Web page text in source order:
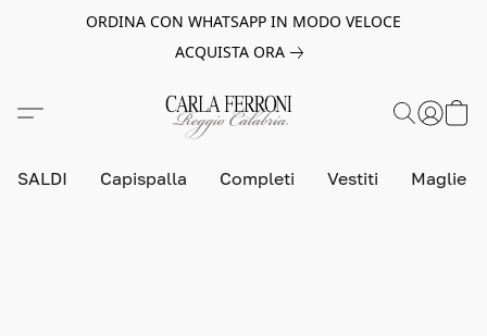
ORDINA CON WHATSAPP IN MODO VELOCE
ACQUISTA ORA
SALDI Capispalla Completi Vestiti Maglie e